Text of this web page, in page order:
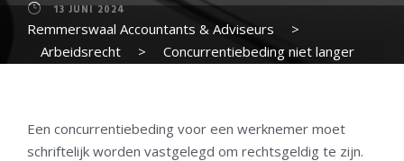
13 JUNI 2024
Remmerswaal Accountants & Adviseurs
>
Arbeidsrecht
>
Concurrentiebeding niet langer
Een concurrentiebeding voor een werknemer moet
schriftelijk worden vastgelegd om rechtsgeldig te zijn.